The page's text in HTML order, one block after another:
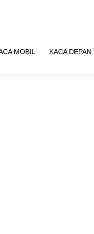
MOBIL KACA DEPAN